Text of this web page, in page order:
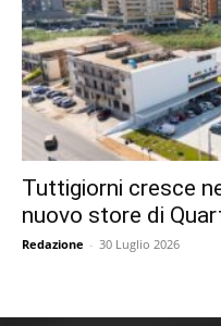
Tuttigiorni cresce
nuovo store di
Redazione - 30 Luglio 2026